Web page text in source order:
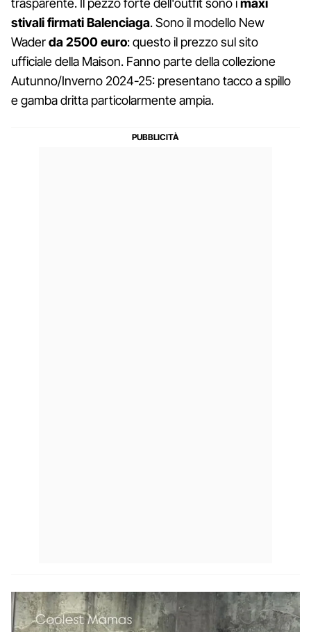
trasparente. Il pezzo forte dell'outfit sono imaxi
stivali firmati Balenciaga. Sono il modello New
Waderda 2500 euro: questo il prezzo sul sito
ufficiale della Maison. Fanno parte della collezione
Autunno/Inverno 2024-25: presentano tacco a spillo
e gamba dritta particolarmente ampia.